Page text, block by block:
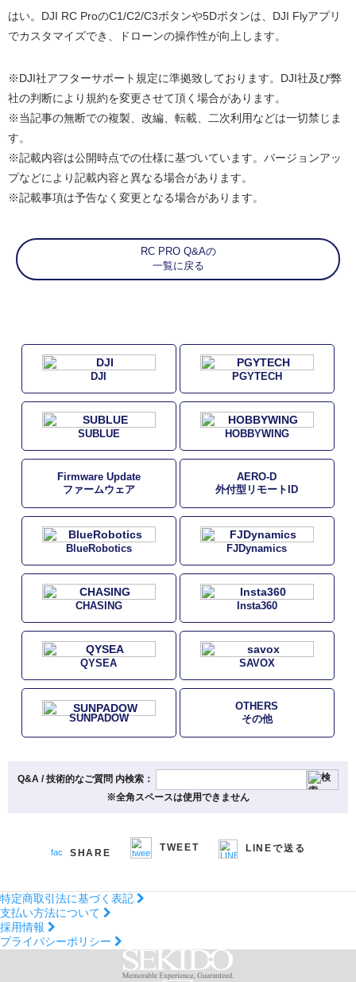
はい。DJI RC ProのC1/C2/C3ボタンや5Dボタンは、DJI Flyアプリ
でカスタマイズでき、ドローンの操作性が向上します。
※DJI社アフターサポート規定に準拠致しております。DJI社及び弊
社の判断により規約を変更させて頂く場合があります。
※当記事の無断での複製、改編、転載、二次利用などは一切禁じま
す。
※記載内容は公開時点での仕様に基づいています。バージョンアッ
プなどにより記載内容と異なる場合があります。
※記載事項は予告なく変更となる場合があります。
RC PRO Q&Aの
一覧に戻る
DJI PGYTECH
SUBLUE HOBBYWING
Firmware Update
ファームウェア
AERO-D
外付型リモートID
BlueRobotics FJDynamics
CHASING Insta360
QYSEA SAVOX
SUNPADOW
OTHERS
その他
Q&A / 技術的なご質問 内検索：
※全角スペースは使用できません
SHARE TWEET LINEで送る
特定商取引法に基づく表記
支払い方法について
採用情報
プライバシーポリシー